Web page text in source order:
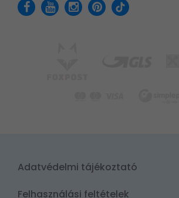
Adatvédelmi tájékoztató
Felhasználási feltételek